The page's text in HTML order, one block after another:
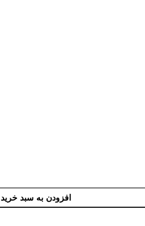
افزودن به سبد خرید